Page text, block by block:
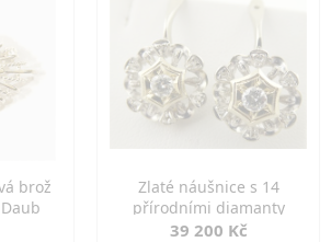
brož
Zlaté náušnice s 14
přírodními diamanty
39 200 Kč